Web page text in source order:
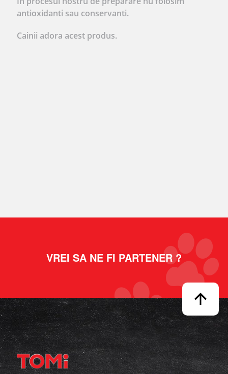
antioxidanti sau conservanti.
Cainii adora acest produs.
VREI SA NE FI PARTENER ?